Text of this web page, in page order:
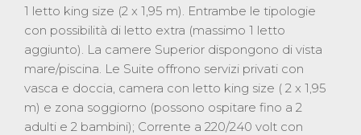
1 letto king size (2 x 1,95 m). Entrambe le tipologie
con possibilità di letto extra (massimo 1 letto
aggiunto). La camere Superior dispongono di vista
mare/piscina. Le Suite offrono servizi privati con
vasca e doccia, camera con letto king size ( 2 x 1,95
m) e zona soggiorno (possono ospitare fino a 2
adulti e 2 bambini); Corrente a 220/240 volt con